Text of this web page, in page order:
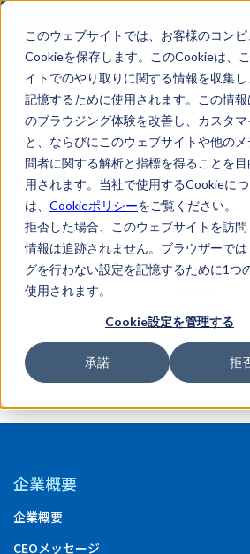
このウェブサイトでは、お客様のコンピ
Cookieを保存します。このCookieは、
イトでのやり取りに関する情報を収集
記憶するために使用されます。この情
のブラウジング体験を改善し、カスタマ
と、ならびにこのウェブサイトや他の
問者に関する解析と指標を得ることを
用されます。当社で使用するCookieに
は、 Cookieポリシーをご覧ください。
拒否した場合、このウェブサイトを訪問
情報は追跡されません。ブラウザーで
グを行わない設定を記憶するために1つ
使用されます。
Cookie設定を管理する
承諾 拒
欧州一般データ保護規則（
ました。
一覧に戻る
企業概要
企業概要
CEOメッセージ